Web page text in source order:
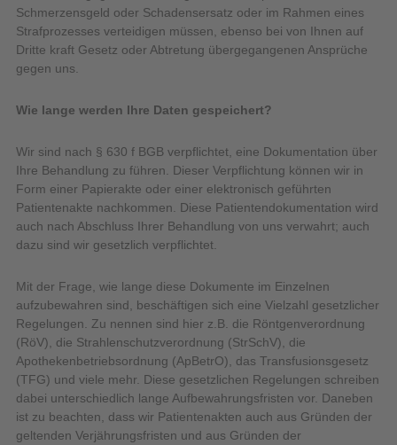
Schmerzensgeld oder Schadensersatz oder im Rahmen eines
Strafprozesses verteidigen müssen, ebenso bei von Ihnen auf
Dritte kraft Gesetz oder Abtretung übergegangenen Ansprüche
gegen uns.
Wie lange werden Ihre Daten gespeichert?
Wir sind nach § 630 f BGB verpflichtet, eine Dokumentation über
Ihre Behandlung zu führen. Dieser Verpflichtung können wir in
Form einer Papierakte oder einer elektronisch geführten
Patientenakte nachkommen. Diese Patientendokumentation wird
auch nach Abschluss Ihrer Behandlung von uns verwahrt; auch
dazu sind wir gesetzlich verpflichtet.
Mit der Frage, wie lange diese Dokumente im Einzelnen
aufzubewahren sind, beschäftigen sich eine Vielzahl gesetzlicher
Regelungen. Zu nennen sind hier z.B. die Röntgenverordnung
(RöV), die Strahlenschutzverordnung (StrSchV), die
Apothekenbetriebsordnung (ApBetrO), das Transfusionsgesetz
(TFG) und viele mehr. Diese gesetzlichen Regelungen schreiben
dabei unterschiedlich lange Aufbewahrungsfristen vor. Daneben
ist zu beachten, dass wir Patientenakten auch aus Gründen der
geltenden Verjährungsfristen und aus Gründen der